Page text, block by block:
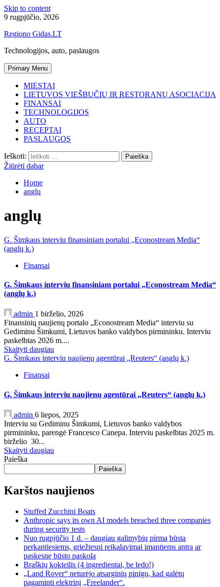
Skip to content
9 rugpjūčio, 2026
Regiono Gidas.LT
Technologijos, auto, paslaugos
Primary Menu
MIESTAI
LIETUVOS VIEŠBUČIŲ IR RESTORANŲ ASOCIACIJA
FINANSAI
TECHNOLOGIJOS
AUTO
RECEPTAI
PASLAUGOS
Ieškoti:
Žiūrėti dabar
Home
anglų
anglų
G. Šimkaus interviu finansiniam portalui „Econostream Media“
(anglų k.)
Finansai
G. Šimkaus interviu finansiniam portalui „Econostream Media“
(anglų k.)
admin 1 birželio, 2026
Finansinių naujienų portalo „Econostream Media“ interviu su
Gediminu Šimkumi, Lietuvos banko valdybos pirmininku. Interviu
paskelbtas 2026 m....
Skaityti daugiau
G. Šimkaus interviu naujienų agentūrai „Reuters“ (anglų k.)
Finansai
G. Šimkaus interviu naujienų agentūrai „Reuters“ (anglų k.)
admin 6 liepos, 2025
Interviu su Gediminu Šimkumi, Lietuvos banko valdybos
pirmininku, parengė Francesco Canepa. Interviu paskelbtas 2025 m.
birželio 30...
Skaityti daugiau
Paieška
Paieška
Karštos naujienos
Stuffed Zucchini Boats
Anthropic says its own AI models breached three companies
during security tests
Nuo rugpjūčio 1 d. – daugiau galimybių pirmą būstą
perkantiesiems, griežtesni reikalavimai imantiems antrą ar
paskesnę būsto paskolą
Braškių kokteilis (4 ingredientai, be ledo!)
„Land Rover“ neturėjo atsarginių pinigų, kad galėtų
pagaminti elektrinį „Freelander“.